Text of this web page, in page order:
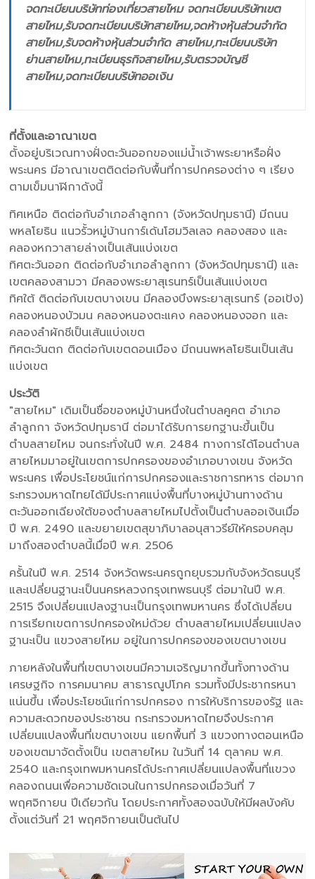
จดทะเบียนบริษัทท่องเที่ยวสายไหม จดทะเบียนบริษัทเขต
สายไหม,รับจดทะเบียนบริษัทสายไหม,จดห้างหุ้นส่วนจำกัด
สายไหม,รับจดห้างหุ้นส่วนจำกัด สายไหม,ทะเบียนบริษัท
ย่านสายไหม,ทะเบียนธุรกิจสายไหม,รับตรวจบัญชี
สายไหม,จดทะเบียนบริษัทออเงิน
ที่ตั้งและอาณาเขต
ตั้งอยู่บริเวณทางฝั่งตะวันออกของแม่น้ำเจ้าพระยาหรือฝั่ง
พระนคร มีอาณาเขตติดต่อกับพื้นที่การปกครองต่าง ๆ เรียง
ตามเข็มนาฬิกาดังนี้
ทิศเหนือ ติดต่อกับอำเภอลำลูกกา (จังหวัดปทุมธานี) มีถนน
พหลโยธิน แนวรั้วหมู่บ้านการ์เด้นโฮมวิลเลจ คลองสอง และ
คลองหกวาสายล่างเป็นเส้นแบ่งเขต
ทิศตะวันออก ติดต่อกับอำเภอลำลูกกา (จังหวัดปทุมธานี) และ
เขตคลองสามวา มีคลองพระยาสุเรนทร์เป็นเส้นแบ่งเขต
ทิศใต้ ติดต่อกับเขตบางเขน มีคลองบึงพระยาสุเรนทร์ (ออเป้ง)
คลองหนองบัวมน คลองหนองตะแคง คลองหนองจอก และ
คลองลำผักชีเป็นเส้นแบ่งเขต
ทิศตะวันตก ติดต่อกับเขตดอนเมือง มีถนนพหลโยธินเป็นเส้น
แบ่งเขต
ประวัติ
"สายไหม" เดิมเป็นชื่อของหมู่บ้านหนึ่งในตำบลคูคต อำเภอ
ลำลูกกา จังหวัดปทุมธานี ต่อมาได้รับการยกฐานะขึ้นเป็น
ตำบลสายไหม จนกระทั่งในปี พ.ศ. 2484 ทางการได้โอนตำบล
สายไหมมาอยู่ในเขตการปกครองของอำเภอบางเขน จังหวัด
พระนคร เพื่อประโยชน์แก่การปกครองและราชการทหาร ต่อมาก
ระทรวงมหาดไทยได้มีประกาศแบ่งพื้นที่บางหมู่บ้านทางด้าน
ตะวันออกเฉียงใต้ของตำบลสายไหมไปตั้งเป็นตำบลออเงินเมื่อ
ปี พ.ศ. 2490 และขยายเขตสุขาภิบาลอนุสาวรีย์ให้ครอบคลุม
มาถึงสองตำบลนี้เมื่อปี พ.ศ. 2506
ครั้นในปี พ.ศ. 2514 จังหวัดพระนครถูกยุบรวมกับจังหวัดธนบุรี
และเปลี่ยนฐานะเป็นนครหลวงกรุงเทพธนบุรี ต่อมาในปี พ.ศ.
2515 จึงเปลี่ยนแปลงฐานะเป็นกรุงเทพมหานคร ซึ่งได้เปลี่ยน
การเรียกเขตการปกครองใหม่ด้วย ตำบลสายไหมเปลี่ยนแปลง
ฐานะเป็น แขวงสายไหม อยู่ในการปกครองของเขตบางเขน
ภายหลังในพื้นที่เขตบางเขนมีความเจริญมากขึ้นทั้งทางด้าน
เศรษฐกิจ การคมนาคม สาธารณูปโภค รวมทั้งมีประชากรหนา
แน่นขึ้น เพื่อประโยชน์แก่การปกครอง การให้บริการของรัฐ และ
ความสะดวกของประชาชน กระทรวงมหาดไทยจึงประกาศ
เปลี่ยนแปลงพื้นที่เขตบางเขน แยกพื้นที่ 3 แขวงทางตอนเหนือ
ของเขตมาจัดตั้งเป็น เขตสายไหม ในวันที่ 14 ตุลาคม พ.ศ.
2540 และกรุงเทพมหานครได้ประกาศเปลี่ยนแปลงพื้นที่แขวง
คลองถนนเพื่อความชัดเจนในการปกครองเมื่อวันที่ 7
พฤศจิกายน ปีเดียวกัน โดยประกาศทั้งสองฉบับให้มีผลบังคับ
ตั้งแต่วันที่ 21 พฤศจิกายนเป็นต้นไป